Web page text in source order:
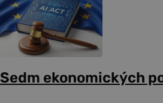
Sedm ekonomických